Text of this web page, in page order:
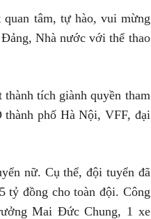
tâm, tự hào, vui mừng
Nhà nước với thể thao
tích giành quyền tham
phố Hà Nội, VFF, đại
nữ. Cụ thể, đội tuyển đã
tỷ đồng cho toàn đội. Công
Mai Đức Chung, 1 xe